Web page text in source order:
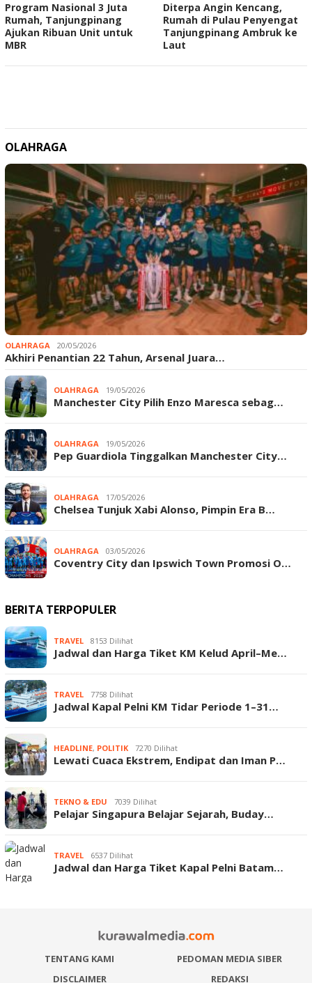
Program Nasional 3 Juta
Rumah, Tanjungpinang
Ajukan Ribuan Unit untuk
MBR
Diterpa Angin Kencang,
Rumah di Pulau Penyengat
Tanjungpinang Ambruk ke
Laut
OLAHRAGA
OLAHRAGA 20/05/2026
Akhiri Penantian 22 Tahun, Arsenal Juara…
OLAHRAGA 19/05/2026
Manchester City Pilih Enzo Maresca sebag…
OLAHRAGA 19/05/2026
Pep Guardiola Tinggalkan Manchester City…
OLAHRAGA 17/05/2026
Chelsea Tunjuk Xabi Alonso, Pimpin Era B…
OLAHRAGA 03/05/2026
Coventry City dan Ipswich Town Promosi O…
BERITA TERPOPULER
TRAVEL 8153 Dilihat
Jadwal dan Harga Tiket KM Kelud April–Me…
TRAVEL 7758 Dilihat
Jadwal Kapal Pelni KM Tidar Periode 1–31…
HEADLINE, POLITIK 7270 Dilihat
Lewati Cuaca Ekstrem, Endipat dan Iman P…
TEKNO & EDU 7039 Dilihat
Pelajar Singapura Belajar Sejarah, Buday…
TRAVEL 6537 Dilihat
Jadwal dan Harga Tiket Kapal Pelni Batam…
TENTANG KAMI
PEDOMAN MEDIA SIBER
DISCLAIMER
REDAKSI